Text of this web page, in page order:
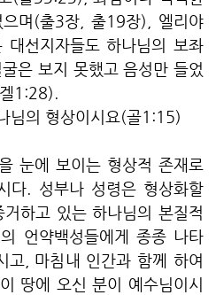
며(출3장, 출19장), 엘리야
대선지자들도 하나님의 보좌
은 보지 못했고 음성만 들었
1:28).
님의 형상이시요(골1:15)
눈에 보이는 형상적 존재로
다. 성부나 성령은 형상화할
하고 있는 하나님의 본질적
언약백성들에게 종종 나타
고, 마침내 인간과 함께 하여
땅에 오신 분이 예수님이시